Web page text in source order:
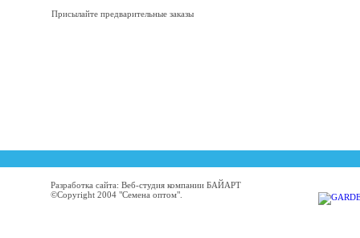
Присылайте предварительные заказы
Разработка сайта: Веб-студия компании БАЙАРТ
©Copyright 2004 "Семена оптом".